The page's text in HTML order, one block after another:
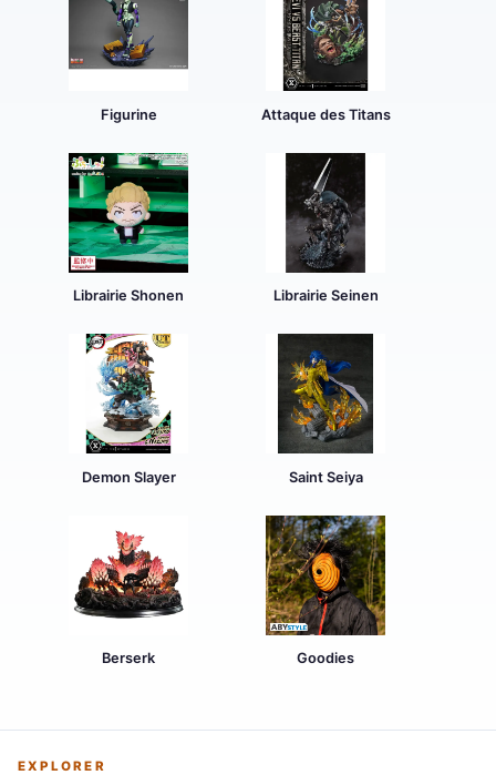
Figurine Attaque des Titans
Librairie Shonen Librairie Seinen
Demon Slayer Saint Seiya
Berserk Goodies
EXPLORER